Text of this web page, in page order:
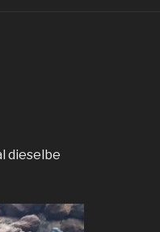
dieselbe